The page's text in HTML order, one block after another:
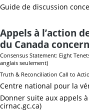
Guide de discussion
Appels à l’action
du Canada
Consensus Statement: Eight
anglais seulement)
Truth & Reconciliation Call to
Centre national pour la
Donner suite aux appels
cirnac.gc.ca)